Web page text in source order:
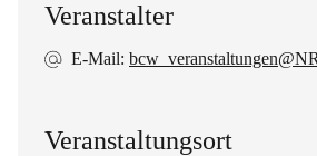
Veranstalter
E-Mail:
Veranstaltungsort